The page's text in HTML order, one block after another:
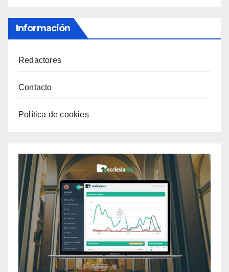
Información
Redactores
Contacto
Política de cookies